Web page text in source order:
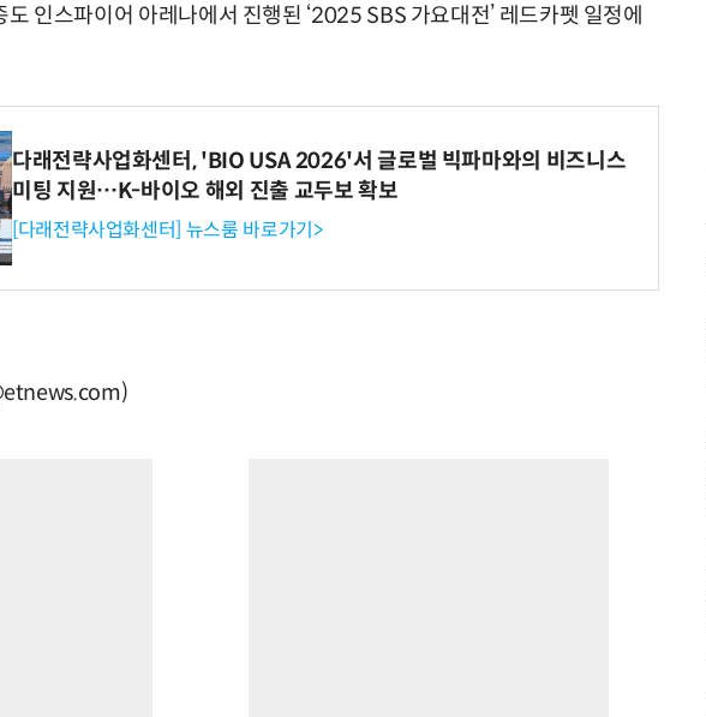
인스파이어 아레나에서 진행된 ‘2025 SBS 가요대전’ 레드카펫 일정에
다래전략사업화센터, 'BIO USA 2026'서 글로벌 빅파마와의 비즈니스
미팅 지원…K-바이오 해외 진출 교두보 확보
[다래전략사업화센터] 뉴스룸 바로가기>